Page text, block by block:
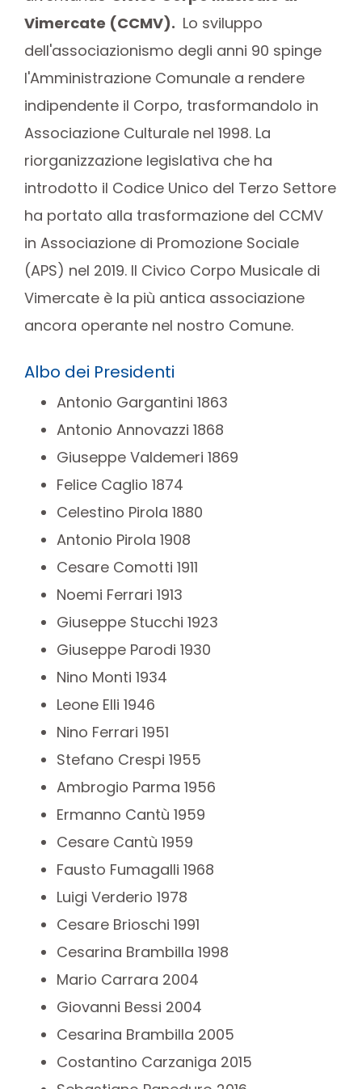
Vimercate (CCMV). Lo sviluppo
dell'associazionismo degli anni 90 spinge
l'Amministrazione Comunale a rendere
indipendente il Corpo, trasformandolo in
Associazione Culturale nel 1998. La
riorganizzazione legislativa che ha
introdotto il Codice Unico del Terzo Settore
ha portato alla trasformazione del CCMV
in Associazione di Promozione Sociale
(APS) nel 2019. Il Civico Corpo Musicale di
Vimercate è la più antica associazione
ancora operante nel nostro Comune.
Albo dei Presidenti
Antonio Gargantini 1863
Antonio Annovazzi 1868
Giuseppe Valdemeri 1869
Felice Caglio 1874
Celestino Pirola 1880
Antonio Pirola 1908
Cesare Comotti 1911
Noemi Ferrari 1913
Giuseppe Stucchi 1923
Giuseppe Parodi 1930
Nino Monti 1934
Leone Elli 1946
Nino Ferrari 1951
Stefano Crespi 1955
Ambrogio Parma 1956
Ermanno Cantù 1959
Cesare Cantù 1959
Fausto Fumagalli 1968
Luigi Verderio 1978
Cesare Brioschi 1991
Cesarina Brambilla 1998
Mario Carrara 2004
Giovanni Bessi 2004
Cesarina Brambilla 2005
Costantino Carzaniga 2015